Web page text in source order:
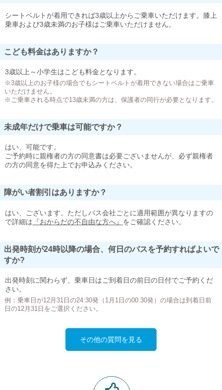
シートベルトが着用できれば3歳以上からご乗車いただけます。膝上
乗車および3歳未満のお子様はご乗車いただけません。
こども料金はありますか？
3歳以上～小学生はこども料金となります。
※3歳以上のお子様の場合でもシートベルトが着用できない場合はご乗車
いただけません。
※ご乗車される時点で13歳未満の方は、保護者の同行が必要となります。
未成年だけで乗車は可能ですか？
はい、可能です。
ご予約時に親権者の方の同意書は必要ございませんが、必ず親権者
の方の同意を得た上でお申込みください。
障がい者割引はありますか？
はい、ございます。ただしバス会社ごとに適用範囲が異なりますの
で詳細は 『おからだの不自由な方へ』 をご確認ください。
出発時刻が24時以降の場合、何日のバスを予約すればよいで
すか?
出発時刻に関わらず、乗車日はご到着日の前日の日付でご予約くだ
さい。
例：乗車日が12月31日の24:30発（1月1日の00:30発）の場合は到着日前
日の12月31日をご選択ください。
その他の質問を見る